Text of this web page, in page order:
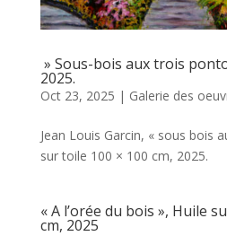
» Sous-bois aux trois
2025.
Oct 23, 2025 | Galerie des
Jean Louis Garcin, « sous bois
sur toile 100 × 100 cm, 2025.
« A l’orée du bois », Huile
cm, 2025